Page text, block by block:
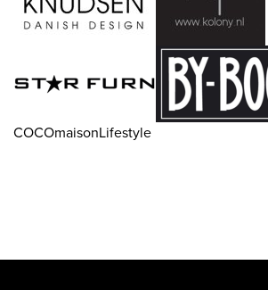
COCOmaisonLifestyle